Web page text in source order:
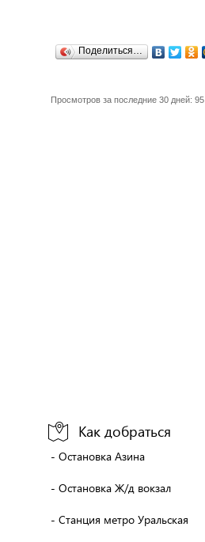
Поделиться…
Просмотров за последние 30 дней: 95
Как добраться
- Остановка Азина
- Остановка Ж/д вокзал
- Станция метро Уральская